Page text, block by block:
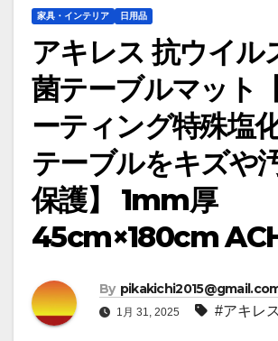
家具・インテリア 日用品
アキレス 抗ウイル
菌テーブルマット
ーティング特殊塩
テーブルをキズや
保護】 1mm厚
45cm×180cm
By
1月 31, 2025 #アキレス